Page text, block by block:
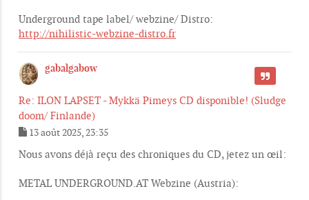
e
Underground tape label/ webzine/ Distro:
http://nihilistic-webzine-distro.fr
gabalgabow
Re: ILON LAPSET - Mykkä Pimeys CD disponible! (Sludge
doom/ Finlande)
CITER
e
a
13 août 2025, 23:35
Nous avons déjà reçu des chroniques du CD, jetez un œil:
METAL UNDERGROUND.AT Webzine (Austria):